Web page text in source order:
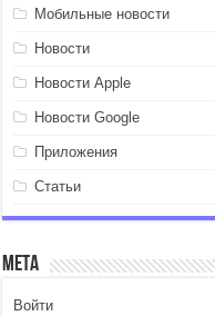
Мобильные новости
Новости
Новости Apple
Новости Google
Приложения
Статьи
Мета
Войти